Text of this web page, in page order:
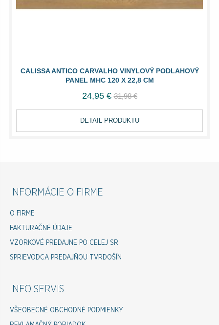
CALISSA ANTICO CARVALHO VINYLOVÝ PODLAHOVÝ
PANEL MHC 120 X 22,8 CM
24,95 € 31,98 €
DETAIL PRODUKTU
INFORMÁCIE O FIRME
O FIRME
FAKTURAČNÉ ÚDAJE
VZORKOVÉ PREDAJNE PO CELEJ SR
SPRIEVODCA PREDAJŇOU TVRDOŠÍN
INFO SERVIS
VŠEOBECNÉ OBCHODNÉ PODMIENKY